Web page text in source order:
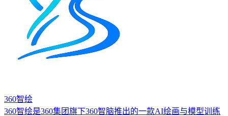
360智绘
360智绘是360集团旗下360智脑推出的一款AI绘画与模型训练